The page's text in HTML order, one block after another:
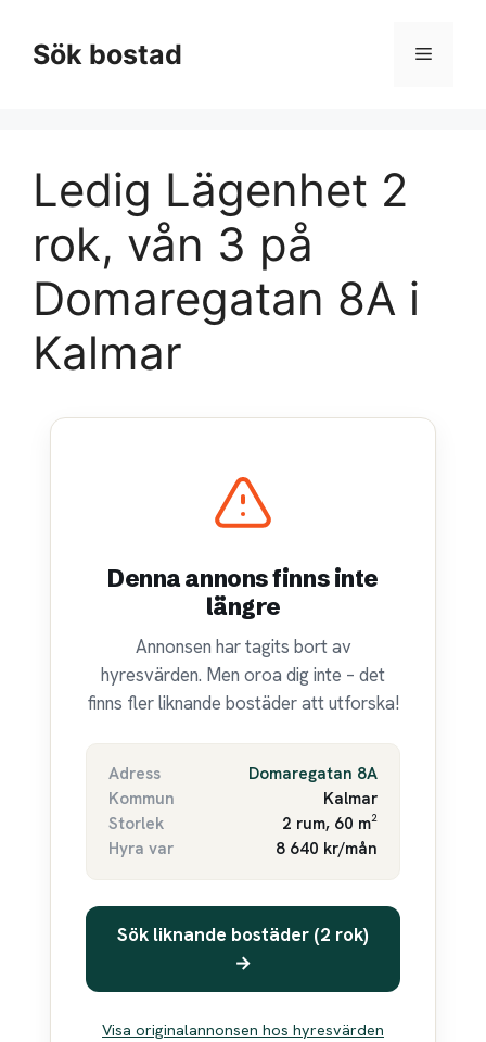
innehållSök bostad Meny
Ledig Lägenhet 2
rok, vån 3 på
Domaregatan 8A i
Kalmar
Denna annons finns inte
längre
Annonsen har tagits bort av
hyresvärden. Men oroa dig inte – det
finns fler liknande bostäder att utforska!
Adress
Domaregatan 8A
Kommun
Kalmar
Storlek
2 rum, 60 m²
Hyra var
8 640 kr/mån
Sök liknande bostäder (2 rok)
→
Visa originalannonsen hos hyresvärden